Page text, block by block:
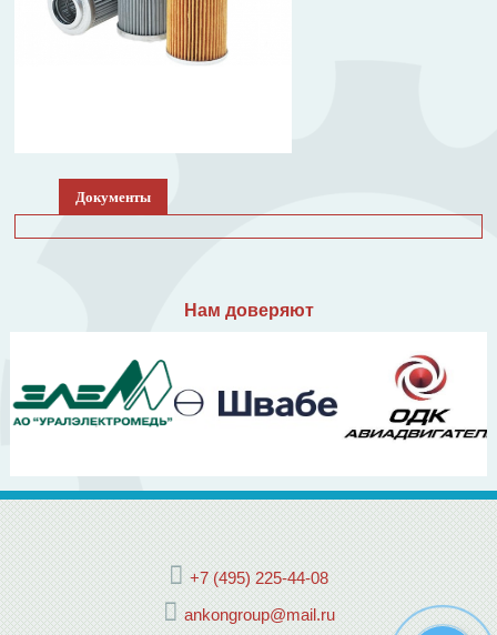
Документы
Нам доверяют
+7 (495) 225-44-08
ankongroup@mail.ru